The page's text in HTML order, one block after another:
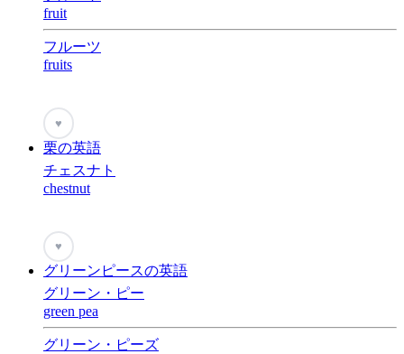
fruit
フルーツ
fruits
♥
栗の英語
チェスナト
chestnut
♥
グリーンピースの英語
グリーン・ピー
green pea
グリーン・ピーズ